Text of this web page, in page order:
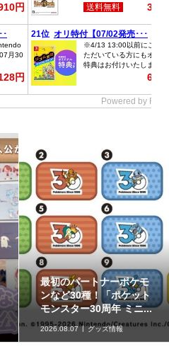
最初のパートナーポケモ
ンなど30種！「ポケット
モンスター30周年 ミニ...
2026.08.07 グッズ情報